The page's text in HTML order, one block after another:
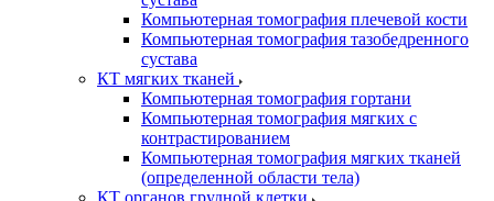
Компьютерная томография плечевой кости
Компьютерная томография тазобедренного
сустава
КТ мягких тканей
Компьютерная томография гортани
Компьютерная томография мягких с
контрастированием
Компьютерная томография мягких тканей
(определенной области тела)
КТ органов грудной клетки